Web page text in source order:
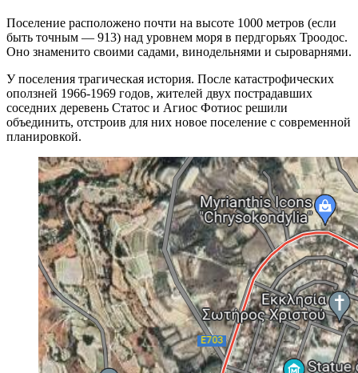
Поселение расположено почти на высоте 1000 метров (если
быть точным — 913) над уровнем моря в пердгорьях Троодос.
Оно знаменито своими садами, винодельнями и сыроварнями.
У поселения трагическая история. После катастрофических
оползней 1966-1969 годов, жителей двух пострадавших
соседних деревень Статос и Агиос Фотиос решили
объединить, отстроив для них новое поселение с современной
планировкой.